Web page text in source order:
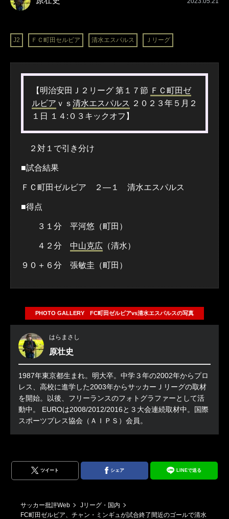
J2 ＦＣ町田セルビア 清水エスパルス Ｊリーグ
【明治安田Ｊ２リーグ 第１７節 ＦＣ町田ゼ
ルビア ｖｓ 清水エスパルス ２０２３年５月２
１日 １４:０３キックオフ】
２対１で引き分け
■試合結果
ＦＣ町田ゼルビア ２―１ 清水エスパルス
■得点
３１分 平河悠（町田）
４２分 中山克広 （清水）
９０＋６分 張敏圭（町田）
PHOTO GALLERY FC町田ゼルビアvs清水エスパルスの写真
はらまさし
原壮史
1987年東京都生まれ。明大卒。中学３年の2002年からプロ
レス、高校に進学した2003年からサッカーＪリーグの取材
を開始。以後、フリーランスのフォトグラファーとして活
動中。 EUROは2008/2012/2016と３大会連続取材中。国際
スポーツプレス協会（ＡＩＰＳ）会員。
ツイート シェア LINEで送る
サッカー批評Web
Jリーグ・国内
FC町田ゼルビア、チャン・ミンギュが試合終了間近のゴールで清水